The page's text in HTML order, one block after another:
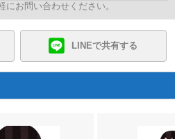
にお問い合わせください。
LINEで共有する